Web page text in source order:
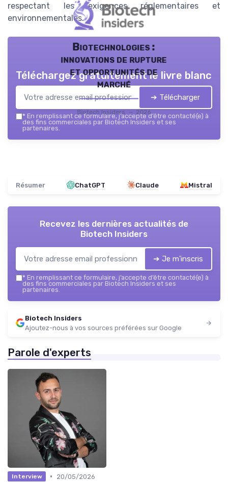
respectant les exigences réglementaires et
environnementales.
Biotechnologies :
innovations de rupture
et opportunités de
marché
Biotech Insiders — 2026
Téléchargez gratuitement le livre blanc
➔ Télécharger
* En remplissant ce formulaire, j’accepte d’être contacté(e) à
des fins commerciales par Biotech Insiders et ses
partenaires.
Résumer ChatGPT Claude Mistral
Recevez les dernières actualités de
Biotech Insiders
➔ Je m'inscris
* En remplissant ce formulaire, j’accepte d’être contacté(e) à
des fins commerciales par Biotech Insiders et ses
partenaires.
Biotech Insiders
Ajoutez-nous à vos sources préférées sur Google
Parole d'experts
Interview •
20/05/2026